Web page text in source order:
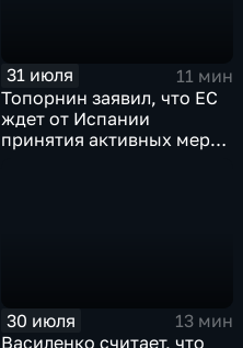
31 июля
11 мин
Топорнин заявил, что ЕС
ждет от Испании
принятия активных мер
30 июля
13 мин
Василенко считает, что